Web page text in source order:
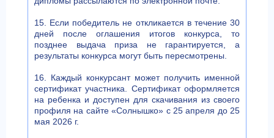
15. Если победитель не откликается в течение 30
дней после оглашения итогов конкурса, то
позднее выдача приза не гарантируется, а
результаты конкурса могут быть пересмотрены.
16. Каждый конкурсант может получить именной
сертификат участника. Сертификат оформляется
на ребенка и доступен для скачивания из своего
профиля на сайте «Солнышко» c 25 апреля до 25
мая 2026 г.